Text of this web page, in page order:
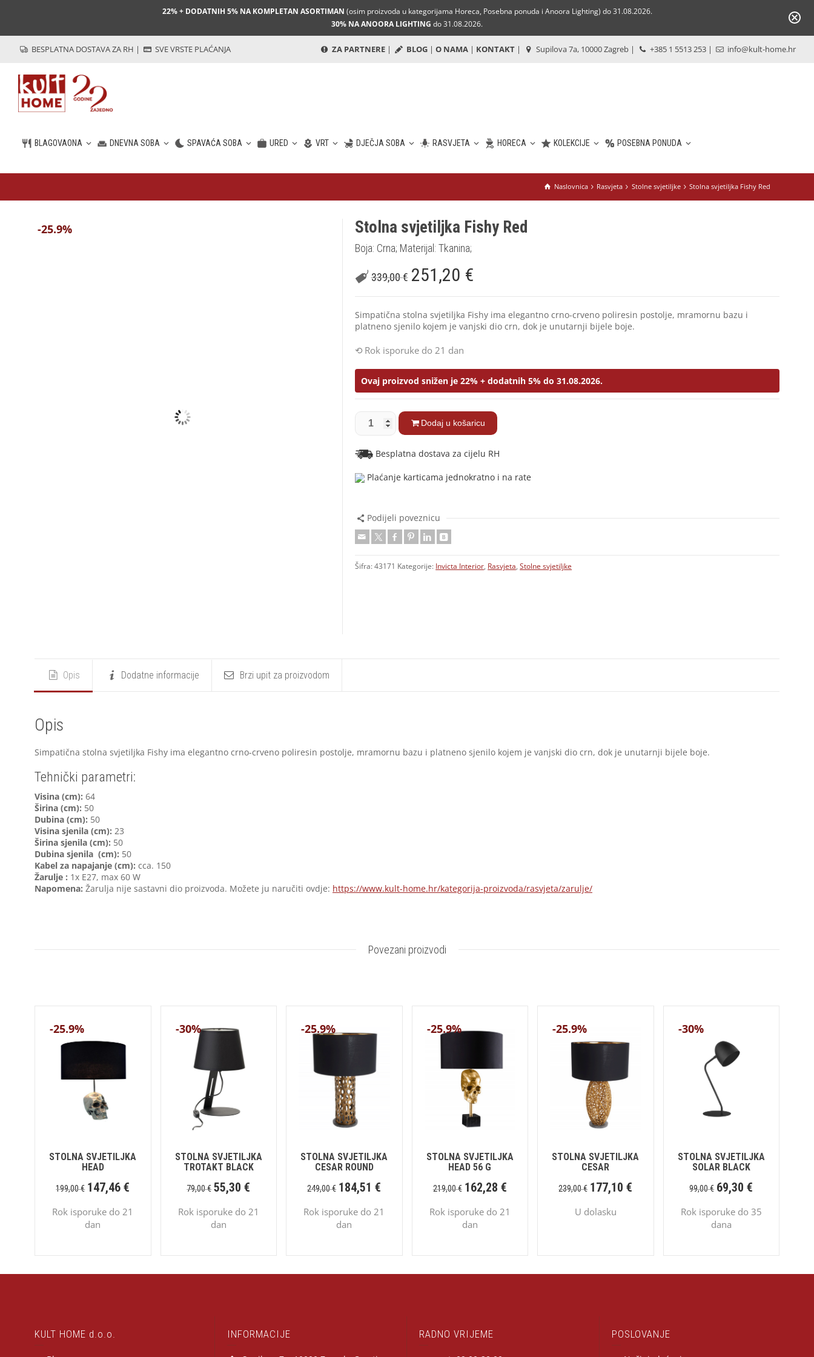
22% + DODATNIH 5% NA KOMPLETAN ASORTIMAN (osim proizvoda u kategorijama Horeca, Posebna ponuda i Anoora Lighting) do 31.08.2026.
30% NA ANOORA LIGHTING do 31.08.2026.
BESPLATNA DOSTAVA ZA RH | SVE VRSTE PLAĆANJA ZA PARTNERE | BLOG | O NAMA | KONTAKT | Supilova 7a, 10000 Zagreb | +385 1 5513 253 | info@kult-home.hr
BLAGOVAONA DNEVNA SOBA SPAVAĆA SOBA URED VRT DJEČJA SOBA RASVJETA HORECA KOLEKCIJE POSEBNA PONUDA
HR
Naslovnica Rasvjeta Stolne svjetiljke Stolna svjetiljka Fishy Red
-25.9% Stolna svjetiljka Fishy Red
Boja: Crna; Materijal: Tkanina;
339,00€ 251,20 €
Simpatična stolna svjetiljka Fishy ima elegantno crno-crveno poliresin postolje, mramornu bazu i
platneno sjenilo kojem je vanjski dio crn, dok je unutarnji bijele boje.
Rok isporuke do 21 dan
Ovaj proizvod snižen je 22% + dodatnih 5% do 31.08.2026.
Dodaj u košaricu
Besplatna dostava za cijelu RH
Plaćanje karticama jednokratno i na rate
Podijeli poveznicu
Šifra:43171 Kategorije: Invicta Interior, Rasvjeta,Stolne svjetiljke
Opis Dodatne informacije Brzi upit za proizvodom
Opis
Simpatična stolna svjetiljka Fishy ima elegantno crno-crveno poliresin postolje, mramornu bazu i platneno sjenilo kojem je vanjski dio crn, dok je unutarnji bijele boje.
Tehnički parametri:
Visina (cm): 64
Širina (cm): 50
Dubina (cm): 50
Visina sjenila (cm): 23
Širina sjenila (cm): 50
Dubina sjenila (cm): 50
Kabel za napajanje (cm): cca. 150
Žarulje : 1x E27, max 60 W
Napomena: Žarulja nije sastavni dio proizvoda. Možete ju naručiti ovdje: https://www.kult-home.hr/kategorija-proizvoda/rasvjeta/zarulje/
Povezani proizvodi
-25.9%
STOLNA SVJETILJKA
HEAD
199,00€ 147,46€
Rok isporuke do 21
dan
-30%
STOLNA SVJETILJKA
TROTAKT BLACK
79,00€ 55,30€
Rok isporuke do 21
dan
-25.9%
STOLNA SVJETILJKA
CESAR ROUND
249,00€ 184,51€
Rok isporuke do 21
dan
-25.9%
STOLNA SVJETILJKA
HEAD 56 G
219,00€ 162,28 €
Rok isporuke do 21
dan
-25.9%
STOLNA SVJETILJKA
CESAR
239,00€ 177,10€
U dolasku
-30%
STOLNA SVJETILJKA
SOLAR BLACK
99,00€ 69,30€
Rok isporuke do 35
dana
KULT HOME d.o.o. INFORMACIJE RADNO VRIJEME POSLOVANJE